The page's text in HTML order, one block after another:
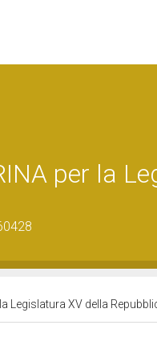
per la
Legislatura XV della